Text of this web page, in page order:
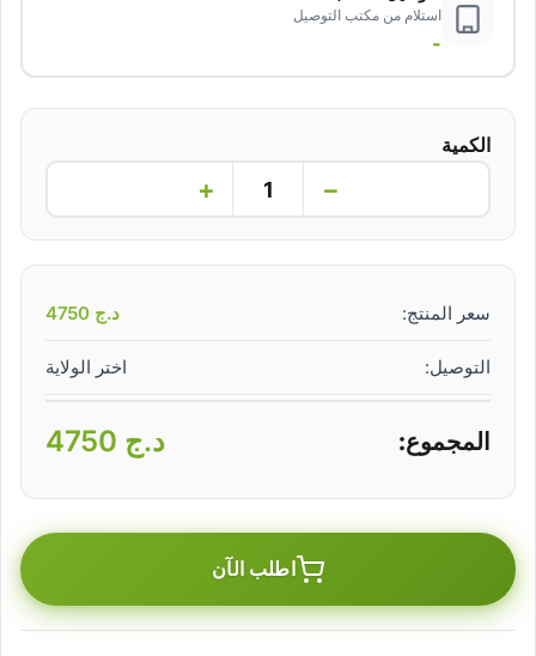
استلام من مكتب التوصيل
-
الكمية
−
+
سعر المنتج: د.ج
التوصيل: اختر الولاية
المجموع: د.ج
اطلب الآن